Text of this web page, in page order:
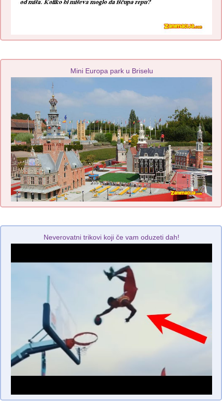
Mini Europa park u Briselu
Neverovatni trikovi koji če vam oduzeti dah!